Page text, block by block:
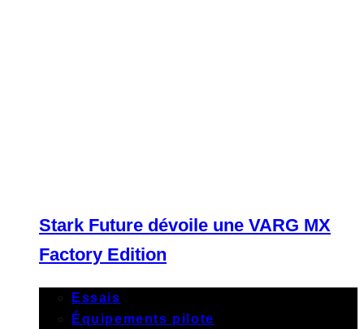
Stark Future dévoile une VARG MX
Factory Edition
Essais
Équipements pilote